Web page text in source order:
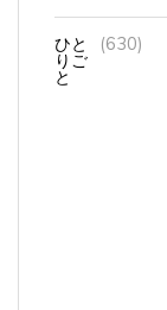
ひと
と
(630)